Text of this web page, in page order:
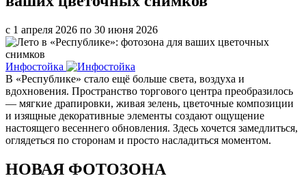
с 1 апреля 2026 по 30 июня 2026
Инфостойка
В «Республике» стало ещё больше света, воздуха и
вдохновения. Пространство торгового центра преобразилось
— мягкие драпировки, живая зелень, цветочные композиции
и изящные декоративные элементы создают ощущение
настоящего весеннего обновления. Здесь хочется замедлиться,
оглядеться по сторонам и просто насладиться моментом.
НОВАЯ ФОТОЗОНА